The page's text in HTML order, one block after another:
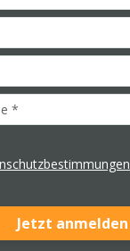
Jetzt anmelden